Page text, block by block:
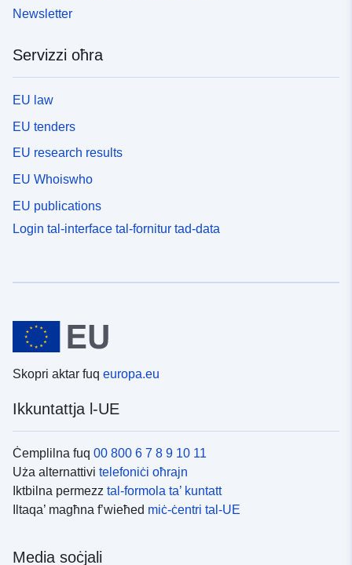
Newsletter
Servizzi oħra
EU law
EU tenders
EU research results
EU Whoiswho
EU publications
Login tal-interface tal-fornitur tad-data
Skopri aktar fuq europa.eu
Ikkuntattja l-UE
Ċemplilna fuq 00 800 6 7 8 9 10 11
Uża alternattivi telefoniċi oħrajn
Iktbilna permezz tal-formola ta’ kuntatt
Iltaqa’ magħna f’wieħed miċ-ċentri tal-UE
Media soċjali